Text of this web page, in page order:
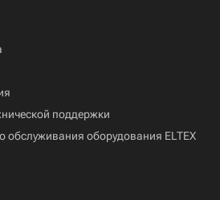
поддержки
обслуживания оборудования ELTEX